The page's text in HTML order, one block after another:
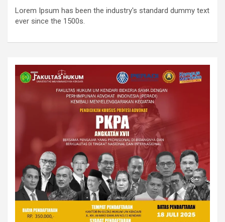
Lorem Ipsum has been the industry's standard dummy text
ever since the 1500s.